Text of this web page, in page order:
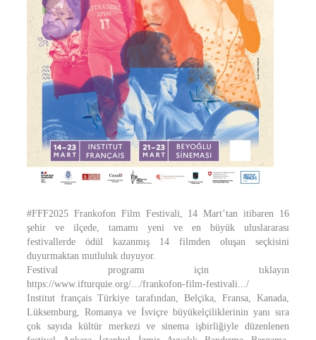
#FFF2025 Frankofon Film Festivali, 14 Mart’tan itibaren 16
şehir ve ilçede, tamamı yeni ve en büyük uluslararası
festivallerde ödül kazanmış 14 filmden oluşan seçkisini
duyurmaktan mutluluk duyuyor.
Festival programı için tıklayın
https://www.ifturquie.org/.../frankofon-film-festivali.../
Institut français Türkiye tarafından, Belçika, Fransa, Kanada,
Lüksemburg, Romanya ve İsviçre büyükelçiliklerinin yanı sıra
çok sayıda kültür merkezi ve sinema işbirliğiyle düzenlenen